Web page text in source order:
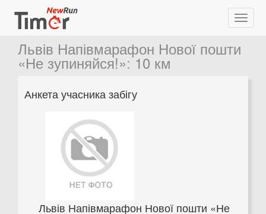
Львів Напівмарафон Нової пошти
«Не зупиняйся!»:10 км
Анкета учасника забігу
Львів Напівмарафон Нової пошти «Не